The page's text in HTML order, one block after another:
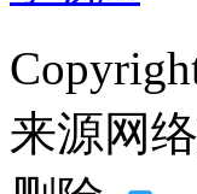
来源网